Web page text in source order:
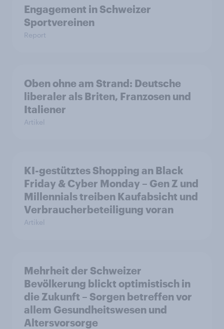
Engagement in Schweizer
Sportvereinen
Report
Oben ohne am Strand: Deutsche
liberaler als Briten, Franzosen und
Italiener
Artikel
KI-gestütztes Shopping an Black
Friday & Cyber Monday – Gen Z und
Millennials treiben Kaufabsicht und
Verbraucherbeteiligung voran
Artikel
Mehrheit der Schweizer
Bevölkerung blickt optimistisch in
die Zukunft – Sorgen betreffen vor
allem Gesundheitswesen und
Altersvorsorge